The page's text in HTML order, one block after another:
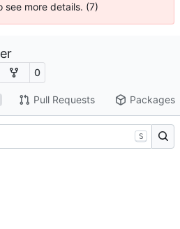
see more details. (7)
0
Pull Requests Packages
S